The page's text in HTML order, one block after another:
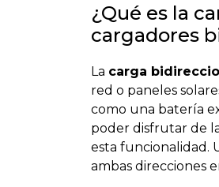
¿Qué es la
cargadores
La carga
red o paneles
como una batería
poder disfrutar de
esta funcionalidad.
ambas direcciones